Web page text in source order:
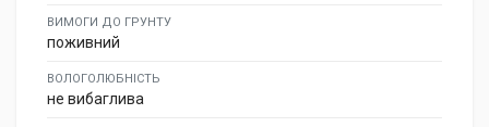
ВИМОГИ ДО ГРУНТУ
поживний
ВОЛОГОЛЮБНІСТЬ
не вибаглива